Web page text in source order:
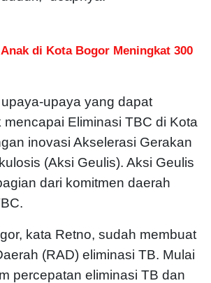
di Kota Bogor Meningkat 300
upaya yang dapat
Eliminasi TBC di Kota
inovasi Akselerasi Gerakan
(Aksi Geulis). Aksi Geulis
dari komitmen daerah
kata Retno, sudah membuat
(RAD) eliminasi TB. Mulai
percepatan eliminasi TB dan